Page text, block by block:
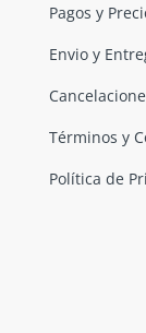
Pagos y
Envio y
Términos y
Política de